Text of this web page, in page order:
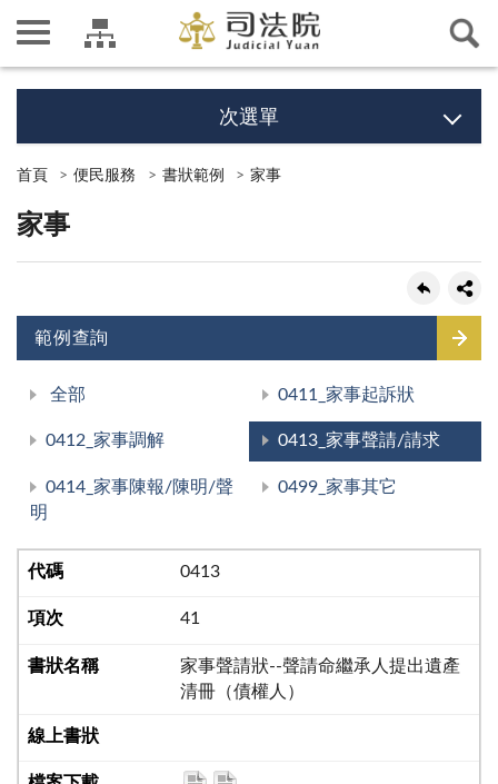
次選單
首頁 便民服務 書狀範例 家事
家事
範例查詢
全部 0411_家事起訴狀
0412_家事調解 0413_家事聲請/請求
0414_家事陳報/陳明/聲
明
0499_家事其它
0413
41
家事聲請狀--聲請命繼承人提出遺產
清冊（債權人）